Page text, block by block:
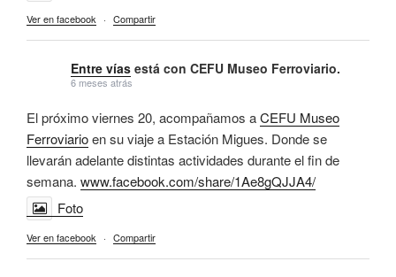
Ver en facebook · Compartir
Entre vías está con CEFU Museo Ferroviario.
6 meses atrás
El próximo viernes 20, acompañamos aCEFU Museo
Ferroviarioen su viaje a Estación Migues. Donde se
llevarán adelante distintas actividades durante el fin de
semana. www.facebook.com/share/1Ae8gQJJA4/
Foto
Ver en facebook · Compartir